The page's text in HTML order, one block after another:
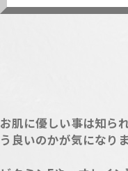
お肌に優しい事は知ら
う良いのかが気になり